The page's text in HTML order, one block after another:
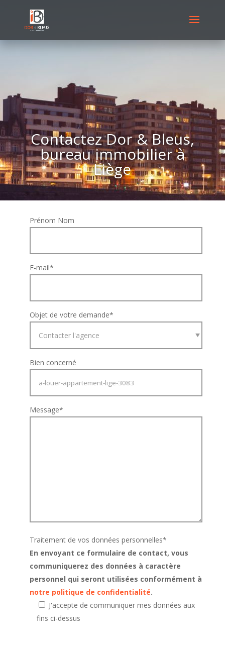
Contactez Dor & Bleus,
bureau immobilier à
Liège
Prénom Nom
E-mail*
Objet de votre demande*
Bien concerné
Message*
Traitement de vos données personnelles*
En envoyant ce formulaire de contact, vous
communiquerez des données à caractère
personnel qui seront utilisées conformément à
notre politique de confidentialité.
J'accepte de communiquer mes données aux
fins ci-dessus